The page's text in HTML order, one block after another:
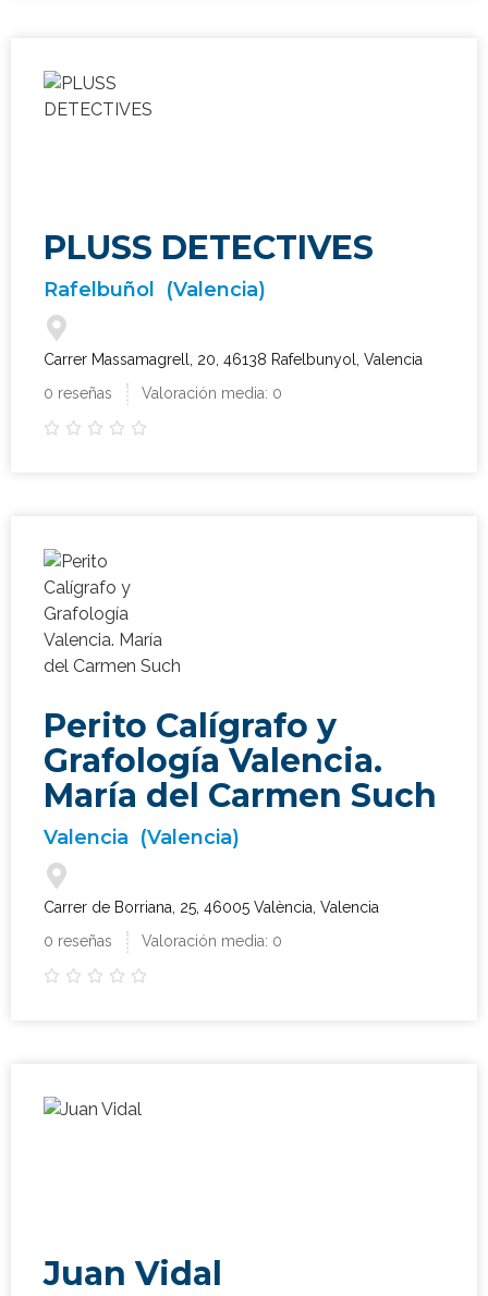
PLUSS DETECTIVES
Rafelbuñol (Valencia)
Carrer Massamagrell, 20, 46138 Rafelbunyol, Valencia
0 reseñas
Valoración media: 0
    
Perito Calígrafo y
Grafología Valencia.
María del Carmen Such
Valencia (Valencia)
Carrer de Borriana, 25, 46005 València, Valencia
0 reseñas
Valoración media: 0
    
Juan Vidal